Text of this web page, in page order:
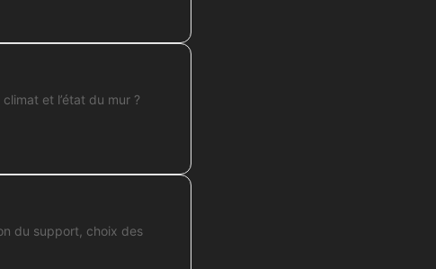
et l’état du mur ?
du support, choix des